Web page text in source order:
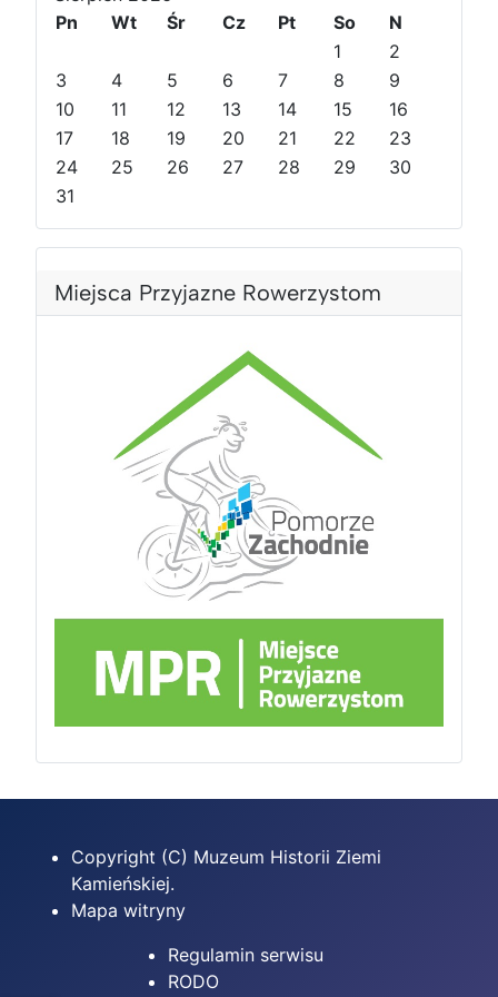
d
i
r
o
k
d
m
i
e
s
ą
n
m
e
s
c
Pn
Wt Śr Cz Pt So
N
1
2
3
4 5 6 7 8
9
10
11 12 13 14 15
16
17
18 19 20 21 22
23
24
25 26 27 28 29
30
31
Miejsca Przyjazne Rowerzystom
Copyright (C) Muzeum Historii Ziemi
Kamieńskiej.
Mapa witryny
Regulamin serwisu
RODO